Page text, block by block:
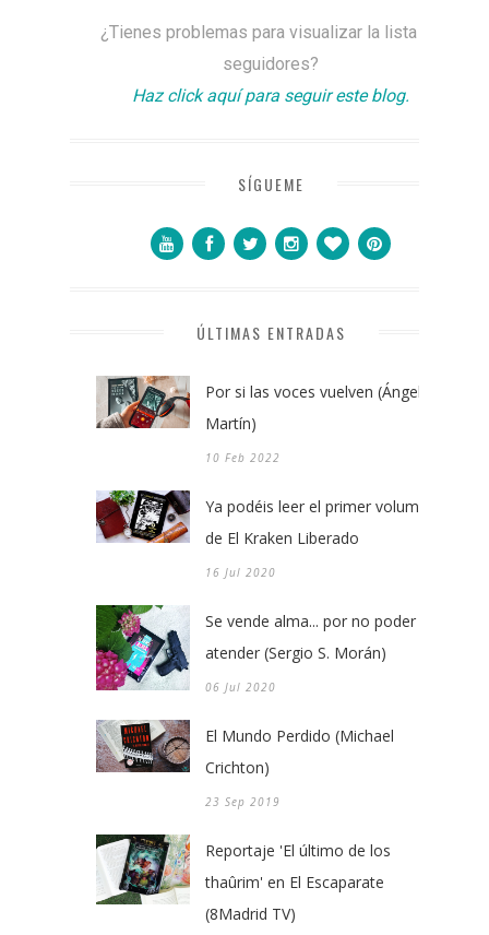
¿Tienes problemas para visualizar la lista de
seguidores?
Haz click aquí para seguir este blog.
SÍGUEME
ÚLTIMAS ENTRADAS
Por si las voces vuelven (Ángel
Martín)
10 Feb 2022
Ya podéis leer el primer volumen
de El Kraken Liberado
16 Jul 2020
Se vende alma... por no poder
atender (Sergio S. Morán)
06 Jul 2020
El Mundo Perdido (Michael
Crichton)
23 Sep 2019
Reportaje 'El último de los
thaûrim' en El Escaparate
(8Madrid TV)